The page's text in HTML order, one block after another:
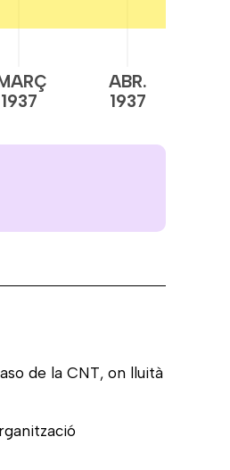
1937
ABR.
1937
de la CNT, on lluità